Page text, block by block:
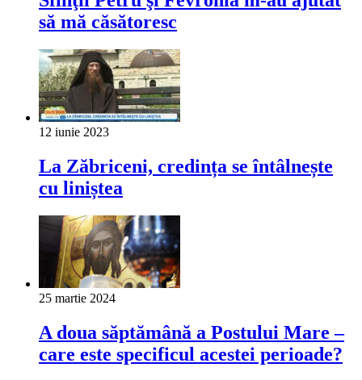
să mă căsătoresc
12 iunie 2023
La Zăbriceni, credința se întâlnește
cu liniștea
25 martie 2024
A doua săptămână a Postului Mare –
care este specificul acestei perioade?